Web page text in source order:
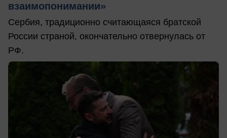
взаимопонимании»
Сербия, традиционно считающаяся братской
России страной, окончательно отвернулась от
РФ.